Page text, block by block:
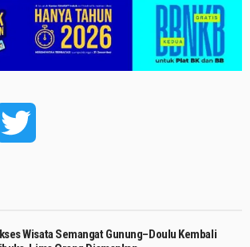
Wisata Semangat Gunung–Doulu Kembali